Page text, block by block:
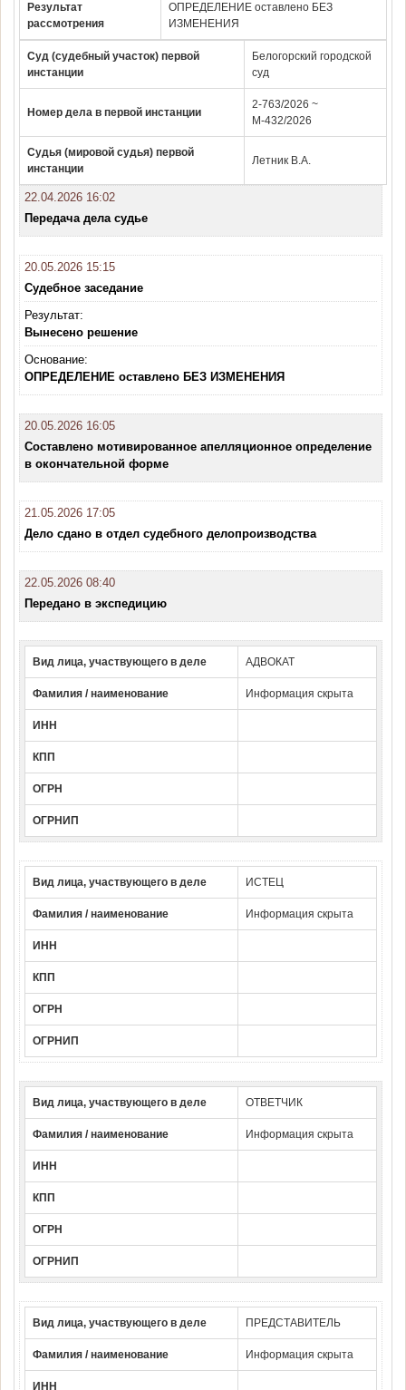
Результат
рассмотрения
ОПРЕДЕЛЕНИЕ оставлено БЕЗ
ИЗМЕНЕНИЯ
Суд (судебный участок) первой
инстанции
Белогорский городской
суд
Номер дела в первой инстанции
2-763/2026 ~
М-432/2026
Судья (мировой судья) первой
инстанции
Летник В.А.
22.04.2026 16:02
Передача дела судье
20.05.2026 15:15
Судебное заседание
Результат:
Вынесено решение
Основание:
ОПРЕДЕЛЕНИЕ оставлено БЕЗ ИЗМЕНЕНИЯ
20.05.2026 16:05
Составлено мотивированное апелляционное определение
в окончательной форме
21.05.2026 17:05
Дело сдано в отдел судебного делопроизводства
22.05.2026 08:40
Передано в экспедицию
Вид лица, участвующего в деле АДВОКАТ
Фамилия / наименование Информация скрыта
ИНН
КПП
ОГРН
ОГРНИП
Вид лица, участвующего в деле ИСТЕЦ
Фамилия / наименование Информация скрыта
ИНН
КПП
ОГРН
ОГРНИП
Вид лица, участвующего в деле ОТВЕТЧИК
Фамилия / наименование Информация скрыта
ИНН
КПП
ОГРН
ОГРНИП
Вид лица, участвующего в деле ПРЕДСТАВИТЕЛЬ
Фамилия / наименование Информация скрыта
ИНН